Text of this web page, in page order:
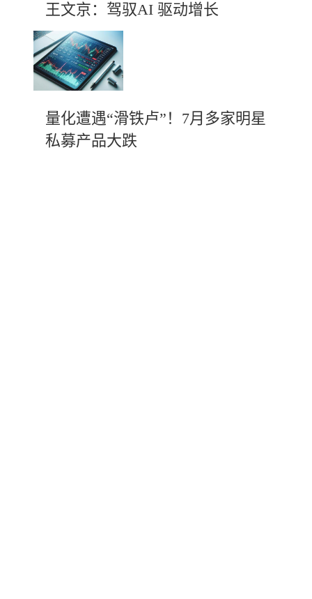
王文京：驾驭AI 驱动增长
量化遭遇“滑铁卢”！7月多家明星
私募产品大跌